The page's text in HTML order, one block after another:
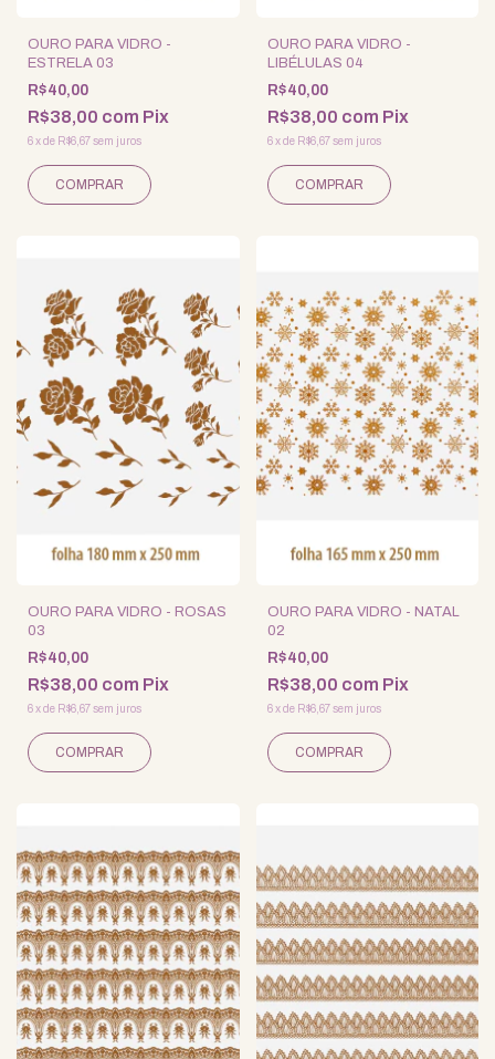
OURO PARA VIDRO -
ESTRELA 03
R$40,00
R$38,00 com Pix
6xde R$6,67sem juros
OURO PARA VIDRO -
LIBÉLULAS 04
R$40,00
R$38,00 com Pix
6 xde R$6,67 sem juros
OURO PARA VIDRO - ROSAS
03
R$40,00
R$38,00 com Pix
6xde R$6,67 sem juros
OURO PARA VIDRO - NATAL
02
R$40,00
R$38,00 com Pix
6 xde R$6,67 sem juros